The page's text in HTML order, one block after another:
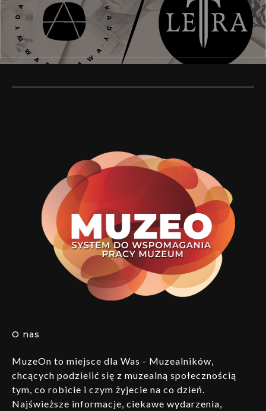
O nas
MuzeOn to miejsce dla Was - Muzealników,
chcących podzielić się z muzealną społecznością
tym, co robicie i czym żyjecie na co dzień.
Najświeższe informacje, ciekawe wydarzenia,